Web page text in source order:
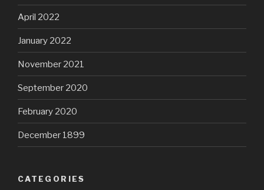
April 2022
January 2022
November 2021
September 2020
February 2020
December 1899
CATEGORIES